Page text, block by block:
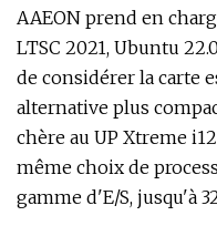
AAEON prend en
LTSC 2021, Ubuntu
de considérer la carte
alternative plus
chère au UP Xtreme
même choix de
gamme d'E/S, jusqu'à